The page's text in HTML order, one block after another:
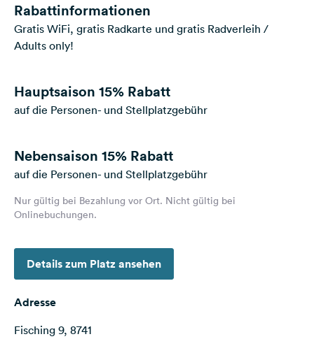
Fragen &
Feedback
Deutsch
auf
Social
Media
Facebook
Rabattinformationen
Gratis WiFi, gratis Radkarte und gratis Radverleih /
Adults only!
Hauptsaison 15% Rabatt
auf die Personen- und Stellplatzgebühr
Nebensaison 15% Rabatt
auf die Personen- und Stellplatzgebühr
Nur gültig bei Bezahlung vor Ort. Nicht gültig bei
Onlinebuchungen.
Details zum Platz ansehen
Adresse
Fisching 9, 8741